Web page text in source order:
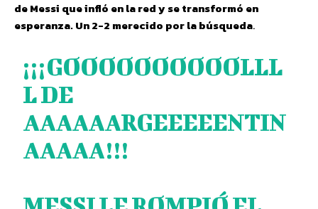
de Messi que infló en la red y se transformó en
esperanza. Un 2-2 merecido por la búsqueda.
¡¡¡GOOOOOOOOOOLLL
L DE
AAAAAARGEEEEENTIN
AAAAA!!!